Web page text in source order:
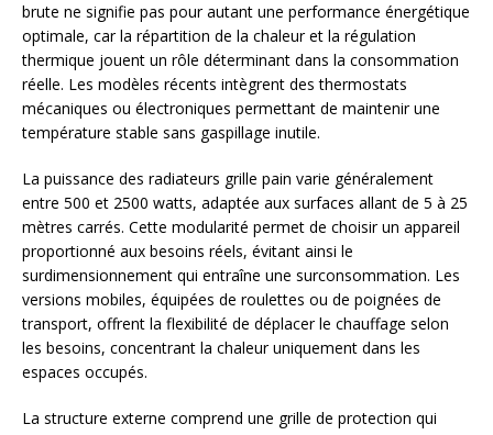
brute ne signifie pas pour autant une performance énergétique
optimale, car la répartition de la chaleur et la régulation
thermique jouent un rôle déterminant dans la consommation
réelle. Les modèles récents intègrent des thermostats
mécaniques ou électroniques permettant de maintenir une
température stable sans gaspillage inutile.
La puissance des radiateurs grille pain varie généralement
entre 500 et 2500 watts, adaptée aux surfaces allant de 5 à 25
mètres carrés. Cette modularité permet de choisir un appareil
proportionné aux besoins réels, évitant ainsi le
surdimensionnement qui entraîne une surconsommation. Les
versions mobiles, équipées de roulettes ou de poignées de
transport, offrent la flexibilité de déplacer le chauffage selon
les besoins, concentrant la chaleur uniquement dans les
espaces occupés.
La structure externe comprend une grille de protection qui